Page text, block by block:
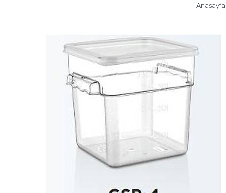
Anasayfa